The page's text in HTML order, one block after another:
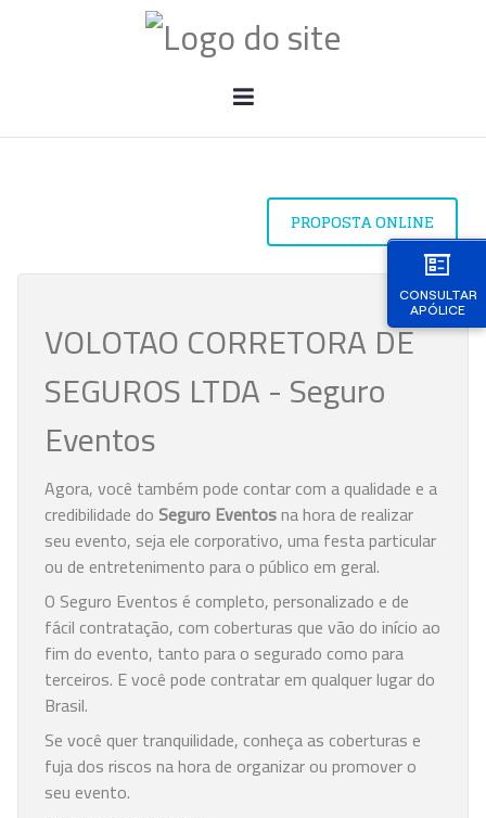
CONSULTAR
APÓLICE
PROPOSTA ONLINE
VOLOTAO CORRETORA DE
SEGUROS LTDA - Seguro
Eventos
Agora, você também pode contar com a qualidade e a
credibilidade do Seguro Eventosna hora de realizar
seu evento, seja ele corporativo, uma festa particular
ou de entretenimento para o público em geral.
O Seguro Eventos é completo, personalizado e de
fácil contratação, com coberturas que vão do início ao
fim do evento, tanto para o segurado como para
terceiros. E você pode contratar em qualquer lugar do
Brasil.
Se você quer tranquilidade, conheça as coberturas e
fuja dos riscos na hora de organizar ou promover o
seu evento.